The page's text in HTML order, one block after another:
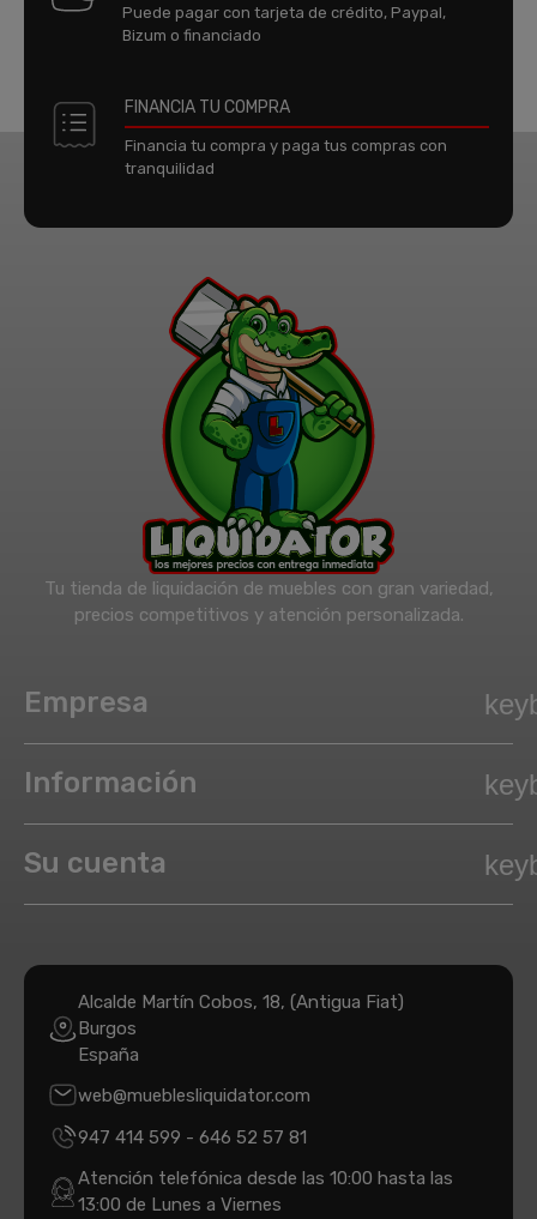
Puede pagar con tarjeta de crédito, Paypal,
Bizum o financiado
FINANCIA TU COMPRA
Financia tu compra y paga tus compras con
tranquilidad
Tu tienda de liquidación de muebles con gran variedad,
precios competitivos y atención personalizada.
Empresa
Información
Su cuenta
Alcalde Martín Cobos, 18, (Antigua Fiat)
Burgos
España
web@mueblesliquidator.com
947 414 599 - 646 52 57 81
Atención telefónica desde las 10:00 hasta las
13:00 de Lunes a Viernes